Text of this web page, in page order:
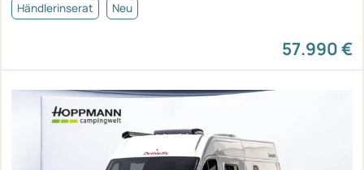
Händlerinserat Neu
57.990 €